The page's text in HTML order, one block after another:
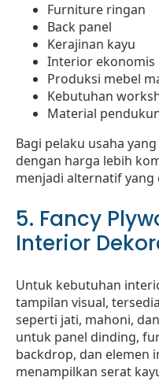
Furniture ringan
Back panel
Kerajinan kayu
Interior ekonomis
Produksi mebel
Kebutuhan
Material
Bagi pelaku usaha
dengan harga lebih
menjadi alternatif yang
5. Fancy
Interior
Untuk kebutuhan
tampilan visual,
seperti jati, mahoni,
untuk panel dinding,
backdrop, dan elemen
menampilkan serat